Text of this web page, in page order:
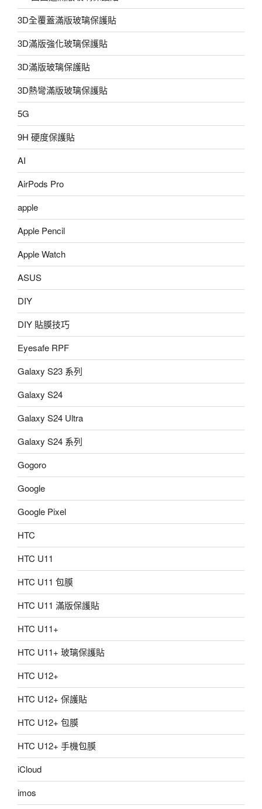
3D全覆蓋滿版玻璃保護貼
3D滿版強化玻璃保護貼
3D滿版玻璃保護貼
3D熱彎滿版玻璃保護貼
5G
9H 硬度保護貼
AI
AirPods Pro
apple
Apple Pencil
Apple Watch
ASUS
DIY
DIY 貼膜技巧
Eyesafe RPF
Galaxy S23 系列
Galaxy S24
Galaxy S24 Ultra
Galaxy S24 系列
Gogoro
Google
Google Pixel
HTC
HTC U11
HTC U11 包膜
HTC U11 滿版保護貼
HTC U11+
HTC U11+ 玻璃保護貼
HTC U12+
HTC U12+ 保護貼
HTC U12+ 包膜
HTC U12+ 手機包膜
iCloud
imos